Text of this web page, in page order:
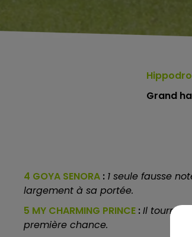
Grand
4 GOYA SENORA : 1 seule fausse
largement à sa portée.
5 MY CHARMING PRINCE :Il tourne
première chance.